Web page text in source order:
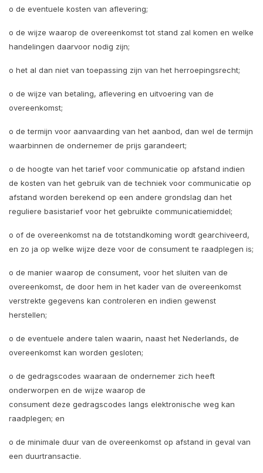
o de eventuele kosten van aflevering;
o de wijze waarop de overeenkomst tot stand zal komen en welke
handelingen daarvoor nodig zijn;
o het al dan niet van toepassing zijn van het herroepingsrecht;
o de wijze van betaling, aflevering en uitvoering van de
overeenkomst;
o de termijn voor aanvaarding van het aanbod, dan wel de termijn
waarbinnen de ondernemer de prijs garandeert;
o de hoogte van het tarief voor communicatie op afstand indien
de kosten van het gebruik van de techniek voor communicatie op
afstand worden berekend op een andere grondslag dan het
reguliere basistarief voor het gebruikte communicatiemiddel;
o of de overeenkomst na de totstandkoming wordt gearchiveerd,
en zo ja op welke wijze deze voor de consument te raadplegen is;
o de manier waarop de consument, voor het sluiten van de
overeenkomst, de door hem in het kader van de overeenkomst
verstrekte gegevens kan controleren en indien gewenst
herstellen;
o de eventuele andere talen waarin, naast het Nederlands, de
overeenkomst kan worden gesloten;
o de gedragscodes waaraan de ondernemer zich heeft
onderworpen en de wijze waarop de
consument deze gedragscodes langs elektronische weg kan
raadplegen; en
o de minimale duur van de overeenkomst op afstand in geval van
een duurtransactie.